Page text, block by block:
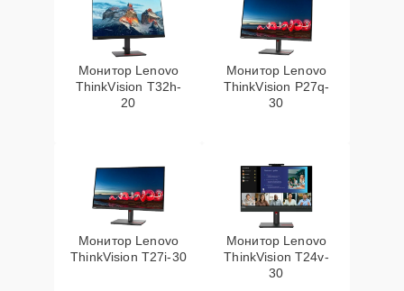
Монитор Lenovo
ThinkVision T32h-
20
Монитор Lenovo
ThinkVision P27q-
30
Монитор Lenovo
ThinkVision T27i-30
Монитор Lenovo
ThinkVision T24v-
30